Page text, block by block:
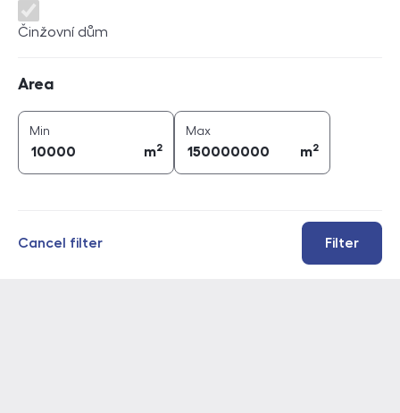
Činžovní dům
Area
Min
m2
Maxarea (
m2
Filter
Cancel filter